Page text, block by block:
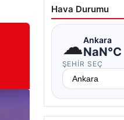
Hava Durumu
☁Ankara
NaN°C
ŞEHIR SEÇ